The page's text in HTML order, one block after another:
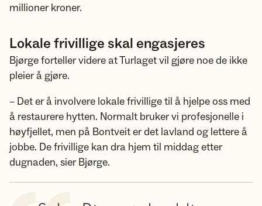
millioner kroner.
Lokale frivillige skal engasjeres
Bjørge forteller videre at Turlaget vil gjøre noe de ikke
pleier å gjøre.
– Det er å involvere lokale frivillige til å hjelpe oss med
å restaurere hytten. Normalt bruker vi profesjonelle i
høyfjellet, men på Bontveit er det lavland og lettere å
jobbe. De frivillige kan dra hjem til middag etter
dugnaden, sier Bjørge.